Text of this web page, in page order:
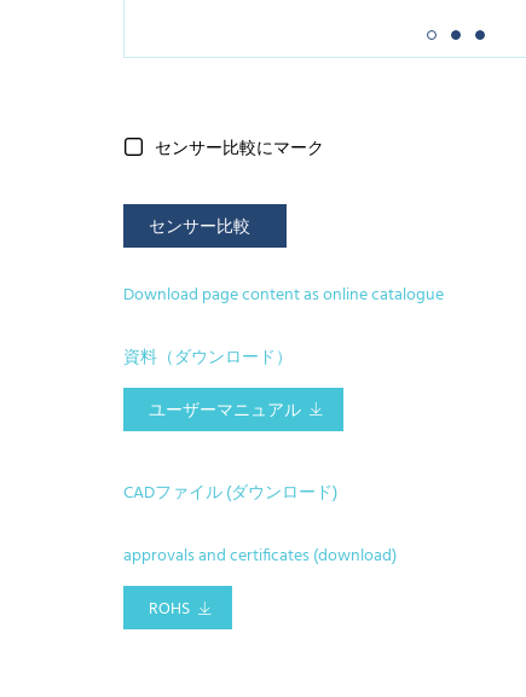
センサー比較にマーク
センサー比較
Download page content as online catalogue
資料（ダウンロード）
ユーザーマニュアル
CADファイル (ダウンロード)
approvals and certificates (download)
ROHS